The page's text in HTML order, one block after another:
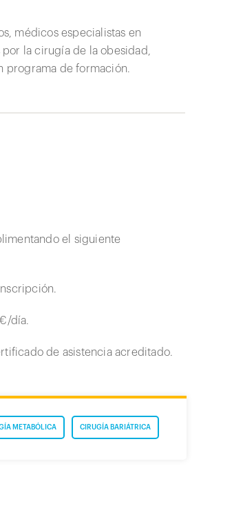
médicos especialistas en
la cirugía de la obesidad,
programa de formación.
el siguiente
día.
de asistencia acreditado.
CIRUGÍA BARIÁTRICA
METABÓLICA